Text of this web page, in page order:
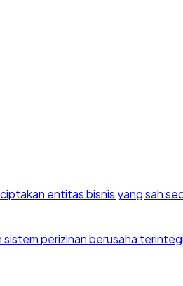
entitas bisnis yang sah
perizinan berusaha